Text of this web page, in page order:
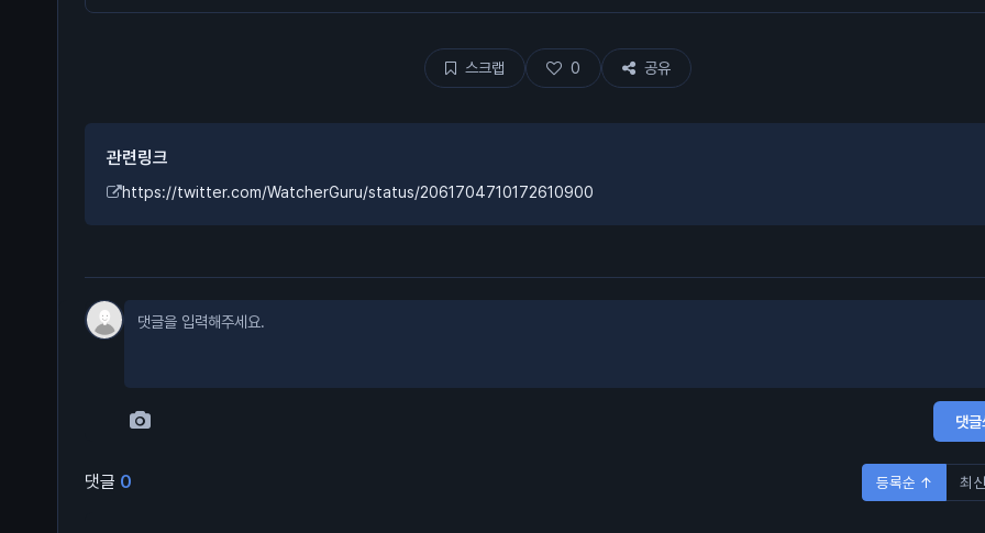
스크랩 0 공유
관련링크
https://twitter.com/WatcherGuru/status/2061704710172610900
댓
댓글 0 등록순 ↑ 최